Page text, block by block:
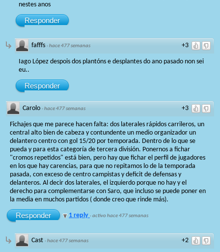
nestes anos
Responder
+3
fafffs ·hace 477 semanas
Iago López despois dos plantóns e desplantes do ano pasado non sei
eu..
Responder
+3
Carolo ·hace 477 semanas
Fichajes que me parece hacen falta: dos laterales rápidos carrileros, un
central alto bien de cabeza y contundente un medio organizador un
delantero centro con gol 15/20 por temporada. Dentro de lo que se
pueda y para esta categoría de tercera división. Ponernos a fichar
"cromos repetidos" está bien, pero hay que fichar el perfil de jugadores
en los que hay carencias, para que no repitamos lo de la temporada
pasada, con exceso de centro campistas y deficit de defensas y
delanteros. Al decir dos laterales, el izquierdo porque no hay y el
derecho para complementarse con Saro, que incluso se puede poner en
la media en muchos partidos ( donde creo que rinde más).
Responder 1 reply ·activo hace 477 semanas
+2
Cast ·hace 477 semanas